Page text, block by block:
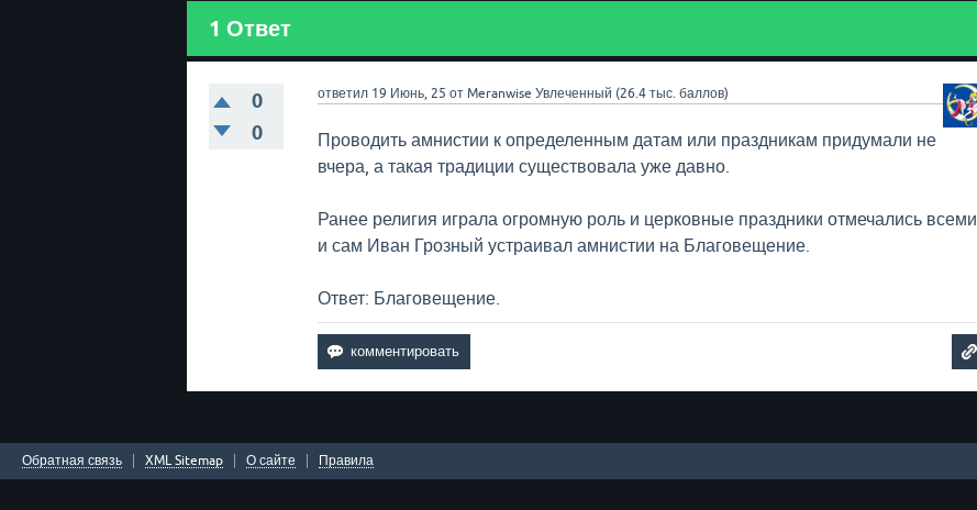
1 Ответ
0
0
ответил 19 Июнь, 25 отMeranwise Увлеченный (26.4 тыс. баллов)
Проводить амнистии к определенным датам или праздникам придумали не
вчера, а такая традиции существовала уже давно.
Ранее религия играла огромную роль и церковные праздники отмечались всеми
и сам Иван Грозный устраивал амнистии на Благовещение.
Ответ: Благовещение.
Обратная связь XML Sitemap О сайте Правила